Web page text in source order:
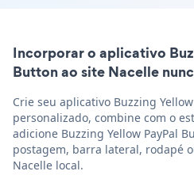
Incorporar o aplicativo
Button ao site Nacelle
Crie seu aplicativo Buzzing
personalizado, combine com o
adicione Buzzing Yellow PayPal
postagem, barra lateral, rodapé
Nacelle local.